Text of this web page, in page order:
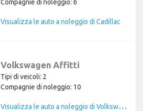
Compagnie di noleggio: 6
Visualizza le auto a noleggio di Cadillac
Volkswagen Affitti
Tipi di veicoli: 2
Compagnie di noleggio: 10
V
isualizza le auto a noleggio di Volkswagen